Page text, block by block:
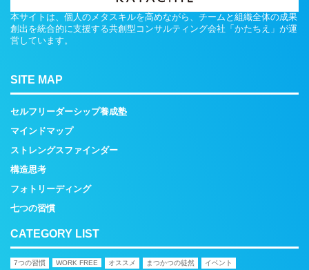
本サイトは、個人のメタスキルを高めながら、チームと組織全体の成果
創出を統合的に支援する共創型コンサルティング会社「かたちえ」が運
営しています。
SITE MAP
セルフリーダーシップ養成塾
マインドマップ
ストレングスファインダー
構造思考
フォトリーディング
七つの習慣
CATEGORY LIST
7つの習慣 WORK FREE オススメ まつかつの徒然
イベント